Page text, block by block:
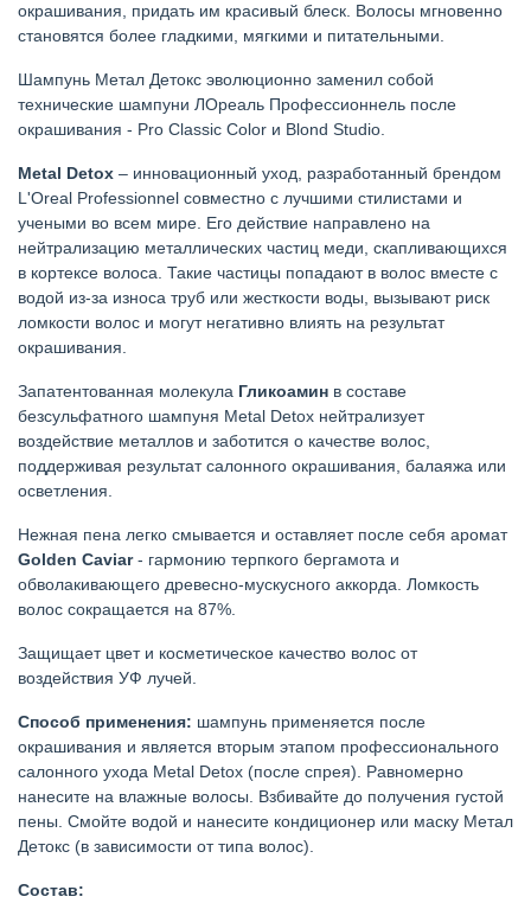
окрашивания, придать им красивый блеск. Волосы мгновенно
становятся более гладкими, мягкими и питательными.
Шампунь Метал Детокс эволюционно заменил собой
технические шампуни ЛОреаль Профессионнель после
окрашивания - Pro Classic Color и Blond Studio.
Metal Detox – инновационный уход, разработанный брендом
L'Oreal Professionnel совместно с лучшими стилистами и
учеными во всем мире. Его действие направлено на
нейтрализацию металлических частиц меди, скапливающихся
в кортексе волоса. Такие частицы попадают в волос вместе с
водой из-за износа труб или жесткости воды, вызывают риск
ломкости волос и могут негативно влиять на результат
окрашивания.
Запатентованная молекула Гликоамин в составе
безсульфатного шампуня Metal Detox нейтрализует
воздействие металлов и заботится о качестве волос,
поддерживая результат салонного окрашивания, балаяжа или
осветления.
Нежная пена легко смывается и оставляет после себя аромат
Golden Caviar- гармонию терпкого бергамота и
обволакивающего древесно-мускусного аккорда. Ломкость
волос сокращается на 87%.
Защищает цвет и косметическое качество волос от
воздействия УФ лучей.
Способ применения: шампунь применяется после
окрашивания и является вторым этапом профессионального
салонного ухода Metal Detox (после спрея). Равномерно
нанесите на влажные волосы. Взбивайте до получения густой
пены. Смойте водой и нанесите кондиционер или маску Метал
Детокс (в зависимости от типа волос).
Состав: